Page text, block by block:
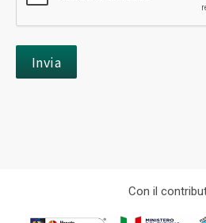
Con il